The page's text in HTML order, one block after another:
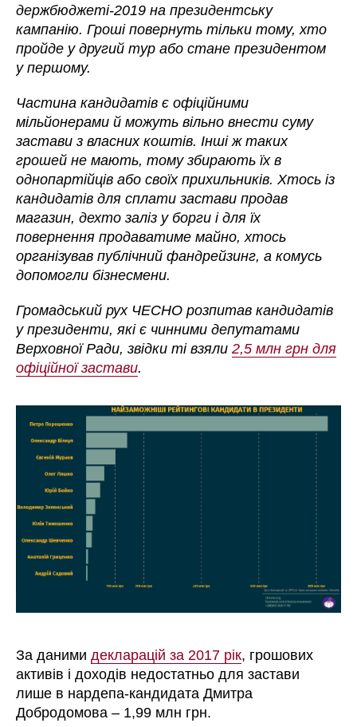
держбюджеті-2019 на президентську
кампанію. Гроші повернуть тільки тому, хто
пройде у другий тур або стане президентом
у першому.
Частина кандидатів є офіційними
мільйонерами й можуть вільно внести суму
застави з власних коштів. Інші ж таких
грошей не мають, тому збирають їх в
однопартійців або своїх прихильників. Хтось із
кандидатів для сплати застави продав
магазин, дехто заліз у борги і для їх
повернення продаватиме майно, хтось
організував публічний фандрейзинг, а комусь
допомогли бізнесмени.
Громадський рух ЧЕСНО розпитав кандидатів
у президенти, які є чинними депутатами
Верховної Ради, звідки ті взяли2,5 млн грн для
офіційної застави.
За данимидекларацій за 2017 рік, грошових
активів і доходів недостатньо для застави
лише в нардепа-кандидата Дмитра
Добродомова – 1,99 млн грн.